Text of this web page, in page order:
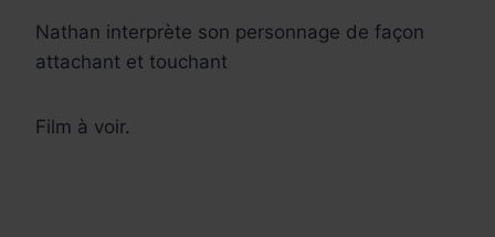
Nathan interprète son personnage de façon
attachant et touchant
Film à voir.